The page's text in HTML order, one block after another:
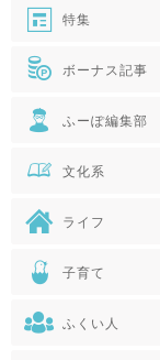
特集
ボーナス記事
ふーぽ編集部
文化系
ライフ
子育て
ふくい人